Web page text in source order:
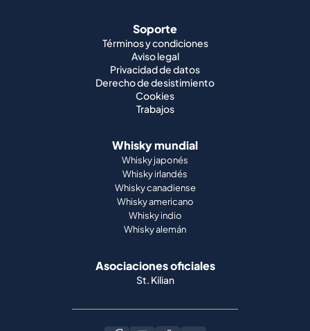
Soporte
Términos y condiciones
Aviso legal
Privacidad de datos
Derecho de desistimiento
Cookies
Trabajos
Whisky mundial
Whisky japonés
Whisky irlandés
Whisky canadiense
Whisky americano
Whisky indio
Whisky alemán
Asociaciones oficiales
St. Kilian